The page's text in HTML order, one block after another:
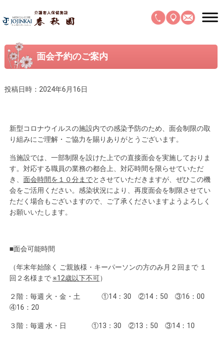
面会予約のご案内
投稿日時：2024年6月16日
新型コロナウイルスの施設内での感染予防のため、面会制限の取
り組みにご理解・ご協力を賜りありがとうございます。
当施設では、一部制限を設けた上での直接面会を実施しておりま
す。対応する職員の業務の都合上、対応時間を限らせていただ
き、 面会時間を１０分までとさせていただきますが、ぜひこの機
会をご活用ください。感染状況により、再度面会を制限させてい
ただく場合もございますので、ご了承くださいますようよろしく
お願いいたします。
■面会可能時間
（年末年始除く ご親族様・キーパーソンの方のみ月２回まで １
回２名様まで ※12歳以下不可）
２階：毎週 火・金・土 ①14：30 ②14：50 ③16：00
④16：20
３階：毎週 水・日 ①13：30 ②13：50 ③14：10